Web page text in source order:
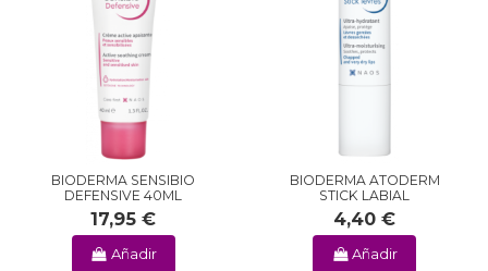
BIODERMA SENSIBIO
DEFENSIVE 40ML
17,95 €
Añadir
BIODERMA ATODERM
STICK LABIAL
4,40 €
Añadir